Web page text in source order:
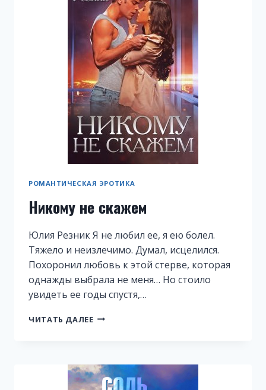
РОМАНТИЧЕСКАЯ ЭРОТИКА
Никому не скажем
Юлия Резник Я не любил ее, я ею болел.
Тяжело и неизлечимо. Думал, исцелился.
Похоронил любовь к этой стерве, которая
однажды выбрала не меня… Но стоило
увидеть ее годы спустя,…
ЧИТАТЬ ДАЛЕЕ НИКОМУ